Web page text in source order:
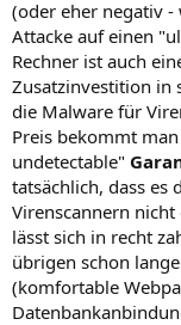
(oder eher negativ
Attacke auf einen
Rechner ist auch
Zusatzinvestition in
die Malware für
Preis bekommt
undetectable"
tatsächlich, dass es
Virenscannern
lässt sich in recht
übrigen schon
(komfortable